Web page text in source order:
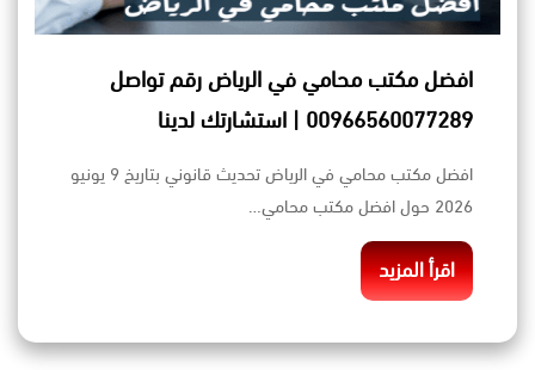
افضل مكتب محامي في الرياض رقم تواصل
00966560077289 | استشارتك لدينا
افضل مكتب محامي في الرياض تحديث قانوني بتاريخ 9 يونيو
2026 حول افضل مكتب محامي…
اقرأ المزيد